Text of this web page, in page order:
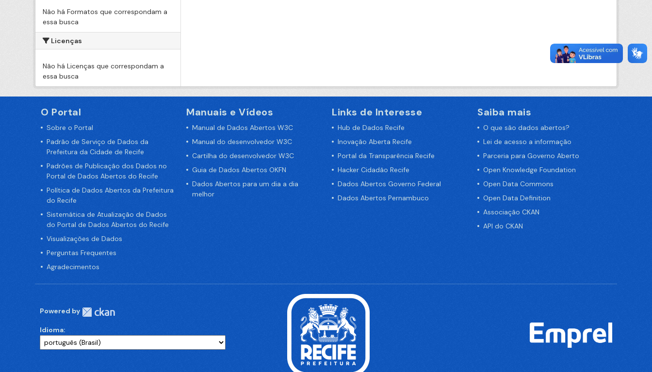
Não há Formatos que correspondam a
essa busca
Licenças
Não há Licenças que correspondam a
essa busca
O Portal
Sobre o Portal
Padrão de Serviço de Dados da
Prefeitura da Cidade de Recife
Padrões de Publicação dos Dados no
Portal de Dados Abertos do Recife
Política de Dados Abertos da Prefeitura
do Recife
Sistemática de Atualização de Dados
do Portal de Dados Abertos do Recife
Visualizações de Dados
Perguntas Frequentes
Agradecimentos
Manuais e Vídeos
Manual de Dados Abertos W3C
Manual do desenvolvedor W3C
Cartilha do desenvolvedor W3C
Guia de Dados Abertos OKFN
Dados Abertos para um dia a dia
melhor
Links de Interesse
Hub de Dados Recife
Inovação Aberta Recife
Portal da Transparência Recife
Hacker Cidadão Recife
Dados Abertos Governo Federal
Dados Abertos Pernambuco
Saiba mais
O que são dados abertos?
Lei de acesso a informação
Parceria para Governo Aberto
Open Knowledge Foundation
Open Data Commons
Open Data Definition
Associação CKAN
API do CKAN
Powered by
Idioma